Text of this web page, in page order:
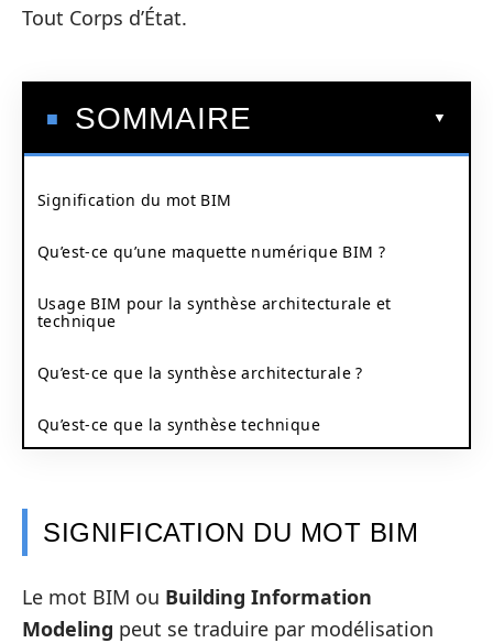
Tout Corps d’État.
SOMMAIRE
Signification du mot BIM
Qu’est-ce qu’une maquette numérique BIM ?
Usage BIM pour la synthèse architecturale et
technique
Qu’est-ce que la synthèse architecturale ?
Qu’est-ce que la synthèse technique
SIGNIFICATION DU MOT BIM
Le mot BIM ou Building Information
Modeling peut se traduire par modélisation